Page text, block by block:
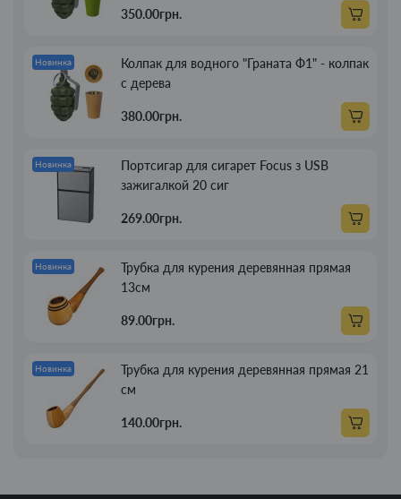
350.00грн.
Новинка
Колпак для водного "Граната Ф1" - колпак
с дерева
380.00грн.
Новинка
Портсигар для сигарет Focus з USB
зажигалкой 20 сиг
269.00грн.
Новинка
Трубка для курения деревянная прямая
13см
89.00грн.
Новинка
Трубка для курения деревянная прямая 21
см
140.00грн.